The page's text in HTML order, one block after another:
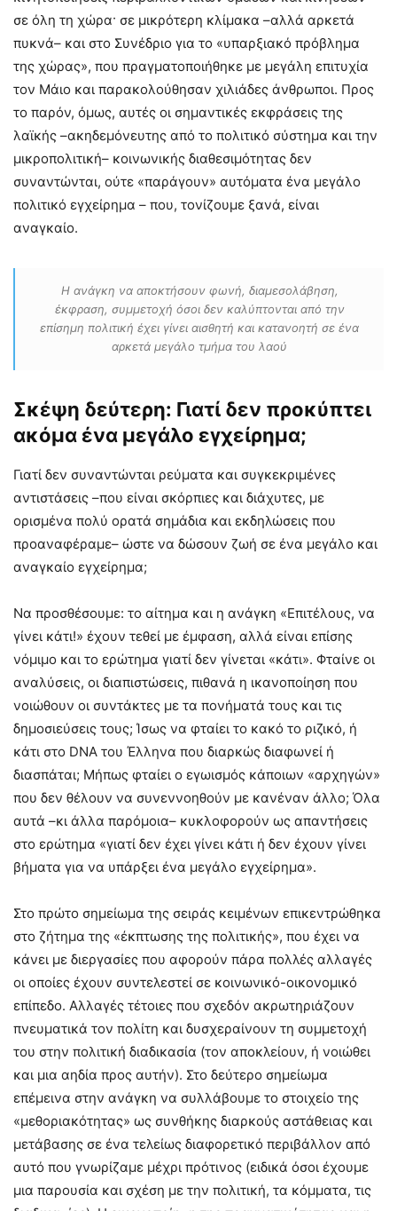
σε όλη τη χώρα· σε μικρότερη κλίμακα –αλλά αρκετά
πυκνά– και στο Συνέδριο για το «υπαρξιακό πρόβλημα
της χώρας», που πραγματοποιήθηκε με μεγάλη επιτυχία
τον Μάιο και παρακολούθησαν χιλιάδες άνθρωποι. Προς
το παρόν, όμως, αυτές οι σημαντικές εκφράσεις της
λαϊκής –ακηδεμόνευτης από το πολιτικό σύστημα και την
μικροπολιτική– κοινωνικής διαθεσιμότητας δεν
συναντώνται, ούτε «παράγουν» αυτόματα ένα μεγάλο
πολιτικό εγχείρημα – που, τονίζουμε ξανά, είναι
αναγκαίο.
Η ανάγκη να αποκτήσουν φωνή, διαμεσολάβηση,
έκφραση, συμμετοχή όσοι δεν καλύπτονται από την
επίσημη πολιτική έχει γίνει αισθητή και κατανοητή σε ένα
αρκετά μεγάλο τμήμα του λαού
Σκέψη δεύτερη: Γιατί δεν προκύπτει
ακόμα ένα μεγάλο εγχείρημα;
Γιατί δεν συναντώνται ρεύματα και συγκεκριμένες
αντιστάσεις –που είναι σκόρπιες και διάχυτες, με
ορισμένα πολύ ορατά σημάδια και εκδηλώσεις που
προαναφέραμε– ώστε να δώσουν ζωή σε ένα μεγάλο και
αναγκαίο εγχείρημα;
Να προσθέσουμε: το αίτημα και η ανάγκη «Επιτέλους, να
γίνει κάτι!» έχουν τεθεί με έμφαση, αλλά είναι επίσης
νόμιμο και το ερώτημα γιατί δεν γίνεται «κάτι». Φταίνε οι
αναλύσεις, οι διαπιστώσεις, πιθανά η ικανοποίηση που
νοιώθουν οι συντάκτες με τα πονήματά τους και τις
δημοσιεύσεις τους; Ίσως να φταίει το κακό το ριζικό, ή
κάτι στο DNA του Έλληνα που διαρκώς διαφωνεί ή
διασπάται; Μήπως φταίει ο εγωισμός κάποιων «αρχηγών»
που δεν θέλουν να συνεννοηθούν με κανέναν άλλο; Όλα
αυτά –κι άλλα παρόμοια– κυκλοφορούν ως απαντήσεις
στο ερώτημα «γιατί δεν έχει γίνει κάτι ή δεν έχουν γίνει
βήματα για να υπάρξει ένα μεγάλο εγχείρημα».
Στο πρώτο σημείωμα της σειράς κειμένων επικεντρώθηκα
στο ζήτημα της «έκπτωσης της πολιτικής», που έχει να
κάνει με διεργασίες που αφορούν πάρα πολλές αλλαγές
οι οποίες έχουν συντελεστεί σε κοινωνικό-οικονομικό
επίπεδο. Αλλαγές τέτοιες που σχεδόν ακρωτηριάζουν
πνευματικά τον πολίτη και δυσχεραίνουν τη συμμετοχή
του στην πολιτική διαδικασία (τον αποκλείουν, ή νοιώθει
και μια αηδία προς αυτήν). Στο δεύτερο σημείωμα
επέμεινα στην ανάγκη να συλλάβουμε το στοιχείο της
«μεθοριακότητας» ως συνθήκης διαρκούς αστάθειας και
μετάβασης σε ένα τελείως διαφορετικό περιβάλλον από
αυτό που γνωρίζαμε μέχρι πρότινος (ειδικά όσοι έχουμε
μια παρουσία και σχέση με την πολιτική, τα κόμματα, τις